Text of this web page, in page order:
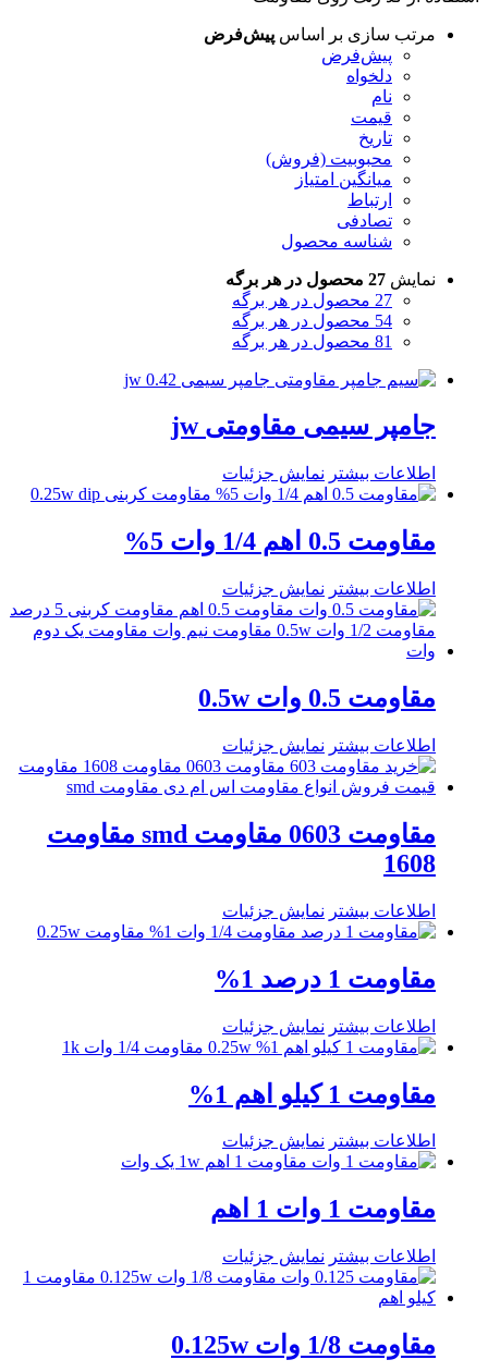
مرتب سازی بر اساس پیش‌فرض
پیش‌فرض
دلخواه
نام
قیمت
تاریخ
محبوبیت (فروش)
میانگین امتیاز
ارتباط
تصادفی
شناسه محصول
نمایش 27 محصول در هر برگه
27 محصول در هر برگه
54 محصول در هر برگه
81 محصول در هر برگه
جامپر سیمی مقاومتی jw
اطلاعات بیشتر نمایش جزئیات
مقاومت 0.5 اهم 1/4 وات 5%
اطلاعات بیشتر نمایش جزئیات
مقاومت 0.5 وات 0.5w
اطلاعات بیشتر نمایش جزئیات
مقاومت 0603 مقاومت smd مقاومت
1608
اطلاعات بیشتر نمایش جزئیات
مقاومت 1 درصد 1%
اطلاعات بیشتر نمایش جزئیات
مقاومت 1 کیلو اهم 1%
اطلاعات بیشتر نمایش جزئیات
مقاومت 1 وات 1 اهم
اطلاعات بیشتر نمایش جزئیات
مقاومت 1/8 وات 0.125w